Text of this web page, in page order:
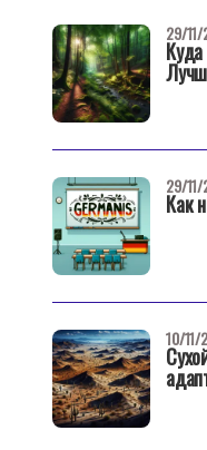
29/
Как
29/
10/11/